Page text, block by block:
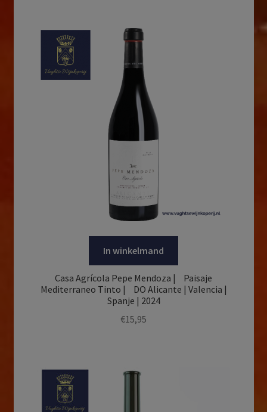
In winkelmand
Casa Agrícola Pepe Mendoza | Paisaje
Mediterraneo Tinto | DO Alicante | Valencia |
Spanje | 2024
€15,95